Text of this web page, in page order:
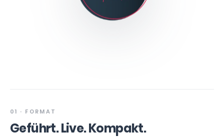
01 · FORMAT
Geführt. Live. Kompakt.